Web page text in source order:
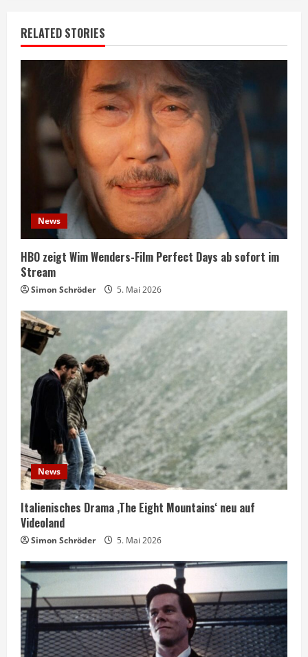
RELATED STORIES
News
HBO zeigt Wim Wenders-Film Perfect Days ab sofort im
Stream
Simon Schröder 5. Mai 2026
News
Italienisches Drama ‚The Eight Mountains‘ neu auf
Videoland
Simon Schröder 5. Mai 2026